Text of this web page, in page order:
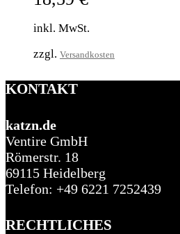
inkl. MwSt.
zzgl. Versandkosten
KONTAKT
katzn.de
Ventire GmbH
Römerstr. 18
69115 Heidelberg
Telefon: +49 6221 7252439
RECHTLICHES